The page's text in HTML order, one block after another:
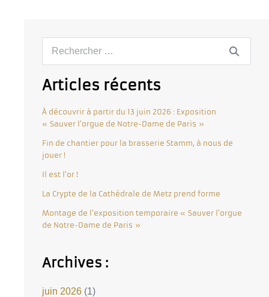
Articles récents
À découvrir à partir du 13 juin 2026 : Exposition
« Sauver l’orgue de Notre-Dame de Paris »
Fin de chantier pour la brasserie Stamm, à nous de
jouer !
Il est l’or !
La Crypte de la Cathédrale de Metz prend forme
Montage de l’exposition temporaire « Sauver l’orgue
de Notre-Dame de Paris »
Archives :
juin 2026 (1)